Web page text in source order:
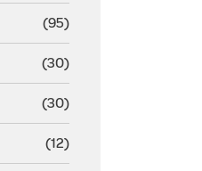
(95)
(30)
(30)
(12)